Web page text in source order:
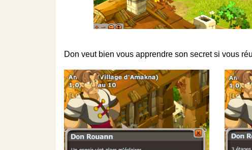
Don veut bien vous apprendre son secret si vous